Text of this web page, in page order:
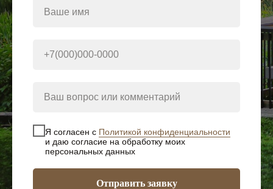
Ваше имя
+7(000)000-0000
Ваш вопрос или комментарий
Я согласен с Политикой конфиденциальности
и даю согласие на обработку моих
персональных данных
Отправить заявку